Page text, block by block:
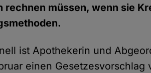
rechnen müssen, wenn sie
ist Apothekerin und
einen